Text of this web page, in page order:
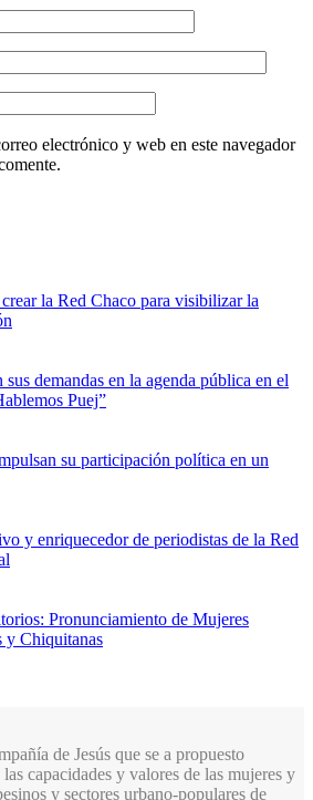
electrónico y web en este navegador
la Red Chaco para visibilizar la
demandas en la agenda pública en el
Puej”
su participación política en un
y enriquecedor de periodistas de la Red
Pronunciamiento de Mujeres
y Chiquitanas
de Jesús que se a propuesto
capacidades y valores de las mujeres y
y sectores urbano-populares de